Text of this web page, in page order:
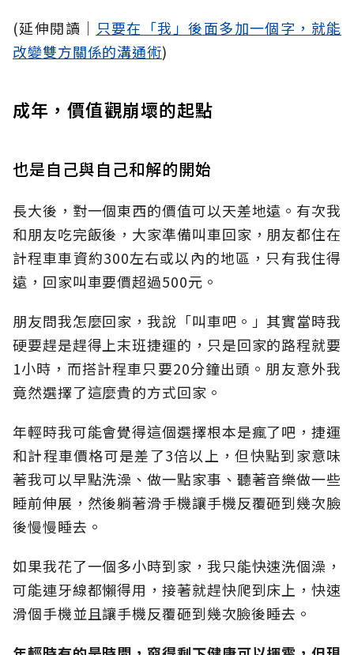
(延伸閱讀│ 只要在「我」後面多加一個字，就能
改變雙方關係的溝通術)
成年，價值觀崩壞的起點
也是自己與自己和解的開始
長大後，對一個東西的價值可以天差地遠。有次我
和朋友吃完飯後，大家準備叫車回家，朋友都住在
計程車車資約300左右或以內的地區，只有我住得
遠，回家叫車要價超過500元。
朋友問我怎麼回家，我說「叫車吧。」其實當時我
硬要趕是趕得上末班捷運的，只是回家的路程就要
1小時，而搭計程車只要20分鐘出頭。朋友意外我
竟然選擇了這麼貴的方式回家。
年輕時我可能會覺得這個選擇根本是瘋了吧，捷運
和計程車價格可是差了3倍以上，但快點到家意味
著我可以早點洗澡、做一點家事、聽著音樂做一些
睡前伸展，然後躺著滑手機讓手機反覆砸到幾次臉
後慢慢睡去。
如果我花了一個多小時到家，我只能快速洗個澡，
可能連牙線都懶得用，接著就趕快爬到床上，快速
滑個手機並且讓手機反覆砸到幾次臉後睡去。